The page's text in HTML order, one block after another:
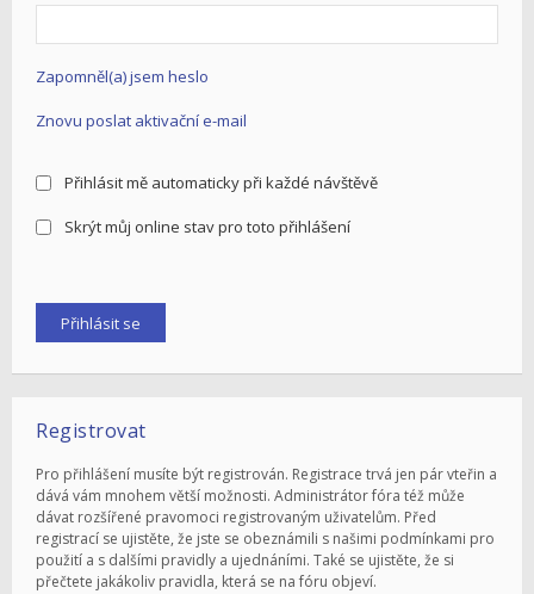
Zapomněl(a) jsem heslo
Znovu poslat aktivační e-mail
Přihlásit mě automaticky při každé návštěvě
Skrýt můj online stav pro toto přihlášení
Registrovat
Pro přihlášení musíte být registrován. Registrace trvá jen pár vteřin a
dává vám mnohem větší možnosti. Administrátor fóra též může
dávat rozšířené pravomoci registrovaným uživatelům. Před
registrací se ujistěte, že jste se obeznámili s našimi podmínkami pro
použití a s dalšími pravidly a ujednáními. Také se ujistěte, že si
přečtete jakákoliv pravidla, která se na fóru objeví.